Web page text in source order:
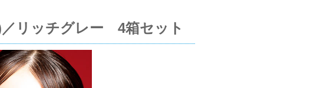
リッチグレー 4箱セット